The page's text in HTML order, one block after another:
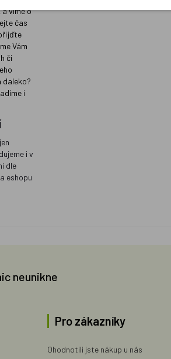
víme o
čas
Vám
či
daleko?
i
i v
dle
eshopu
neunikne
Pro zákazníky
Ohodnotili jste nákup u nás